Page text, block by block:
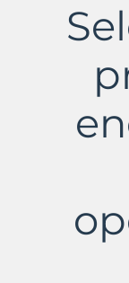
Murbalands